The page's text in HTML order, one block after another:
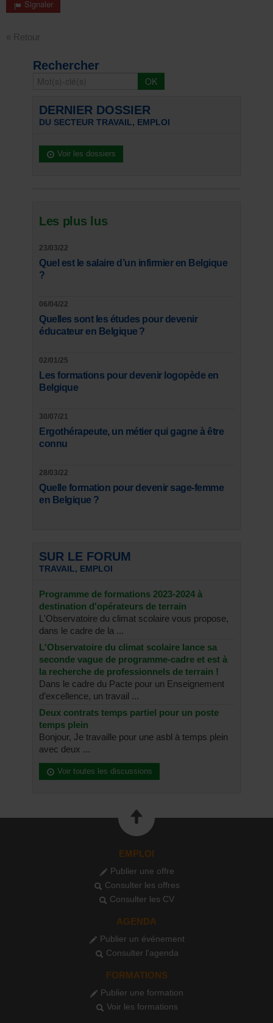
Signaler
« Retour
Rechercher
DERNIER DOSSIER
DU SECTEUR TRAVAIL, EMPLOI
Voir les dossiers
Les plus lus
23/03/22
Quel est le salaire d’un infirmier en Belgique
?
06/04/22
Quelles sont les études pour devenir
éducateur en Belgique ?
02/01/25
Les formations pour devenir logopède en
Belgique
30/07/21
Ergothérapeute, un métier qui gagne à être
connu
28/03/22
Quelle formation pour devenir sage-femme
en Belgique ?
SUR LE FORUM
TRAVAIL, EMPLOI
Programme de formations 2023-2024 à
destination d'opérateurs de terrain
L'Observatoire du climat scolaire vous propose,
dans le cadre de la ...
L'Observatoire du climat scolaire lance sa
seconde vague de programme-cadre et est à
la recherche de professionnels de terrain !
Dans le cadre du Pacte pour un Enseignement
d’excellence, un travail ...
Deux contrats temps partiel pour un poste
temps plein
Bonjour, Je travaille pour une asbl à temps plein
avec deux ...
Voir toutes les discussions
EMPLOI
Publier une offre
Consulter les offres
Consulter les CV
AGENDA
Publier un événement
Consulter l'agenda
FORMATIONS
Publier une formation
Voir les formations